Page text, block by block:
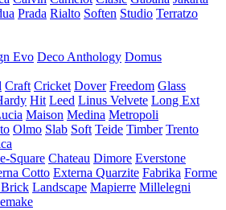
Prada Rialto Soften Studio Terratzo
Evo Deco Anthology Domus
Craft Cricket Dover Freedom Glass
Hit Leed Linus Velvete Long Ext
Maison Medina Metropoli
Olmo Slab Soft Teide Timber Trento
Square Chateau Dimore Everstone
Cotto Externa Quarzite Fabrika Forme
Landscape Mapierre Millelegni